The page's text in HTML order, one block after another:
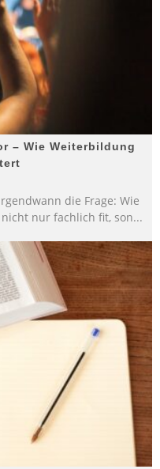
– Wie Weiterbildung
die Frage: Wie
nur fachlich fit, son...